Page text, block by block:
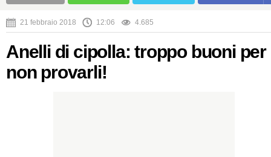
21 febbraio 2018 12:06 4.685
Anelli di cipolla: troppo buoni per
non provarli!